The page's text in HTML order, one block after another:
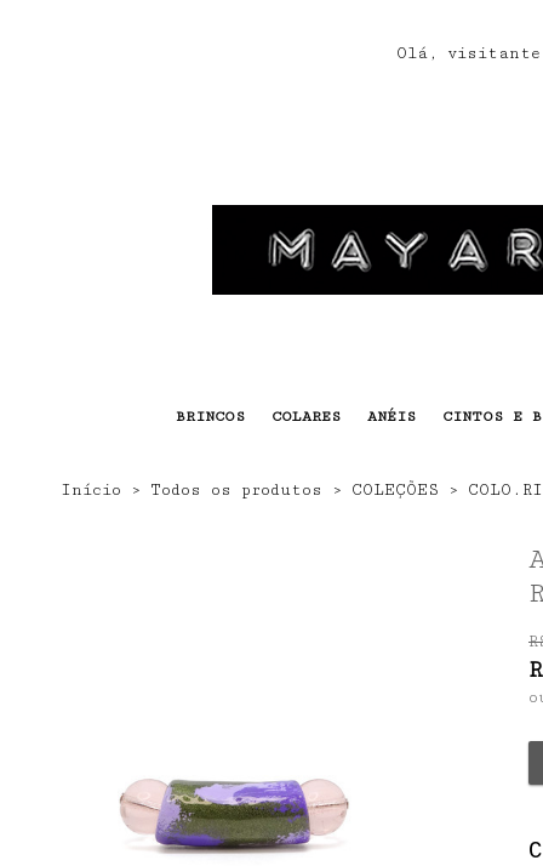
Olá,
BRINCOS COLARES ANÉIS CINTOS E
Início › Todos os produtos › COLEÇÕES ›